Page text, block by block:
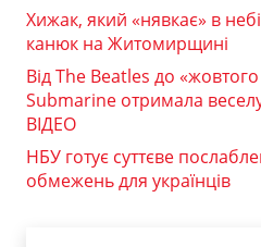
Хижак, який «нявкає» в
канюк на Житомирщині
Від The Beatles до
Submarine отримала
ВІДЕО
НБУ готує суттєве
обмежень для українців